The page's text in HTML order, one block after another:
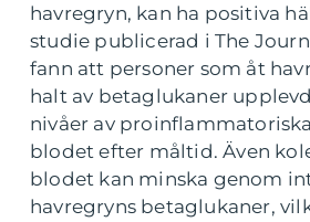
havregryn, kan ha positiva
studie publicerad i The
fann att personer som åt
halt av betaglukaner
nivåer av
blodet efter måltid. Även
blodet kan minska genom
havregryns betaglukaner,